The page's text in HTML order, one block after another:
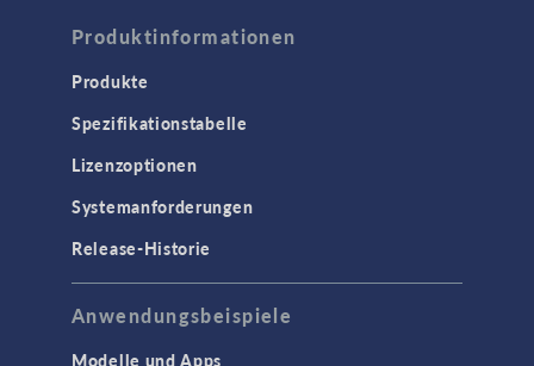
Produktinformationen
Produkte
Spezifikationstabelle
Lizenzoptionen
Systemanforderungen
Release-Historie
Anwendungsbeispiele
Modelle und Apps